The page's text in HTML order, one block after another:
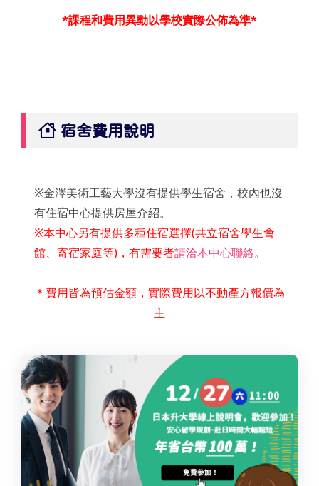
*課程和費用異動以學校實際公佈為準*
宿舍費用說明
※金澤美術工藝大學沒有提供學生宿舍，校內也沒
有住宿中心提供房屋介紹。
※本中心另有提供多種住宿選擇(共立宿舍學生會
館、寄宿家庭等)，有需要者請洽本中心聯絡。
＊費用皆為預估金額，實際費用以不動產方報價為
主